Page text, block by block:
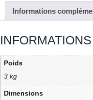
Informations
Poids
3 kg
Dimensions